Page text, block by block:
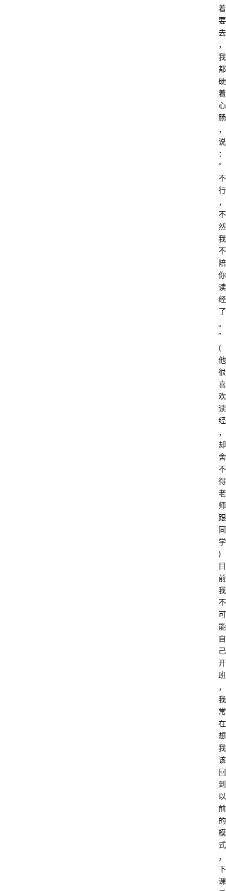
着
要
去
，
我
都
硬
着
心
肠
，
说
：
“
不
行
，
不
然
我
不
陪
你
读
经
了
。
”
(
他
很
喜
欢
读
经
，
却
舍
不
得
老
师
跟
同
学
)
目
前
我
不
可
能
自
己
开
班
，
我
常
在
想
我
该
回
到
以
前
的
模
式
，
下
课